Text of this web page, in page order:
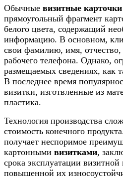
Обычные визитные карточки
прямоугольный фрагмент
белого цвета, содержащий
информацию. В основном,
свои фамилию, имя,
рабочего телефона. Однако,
размещаемых сведениях, как
В последнее время
визитки, изготвленные из
пластика.
Технология производства
стоимость конечного
получает неспоримое
картонными визитками,
срока эксплуатации визитной
повышенной их